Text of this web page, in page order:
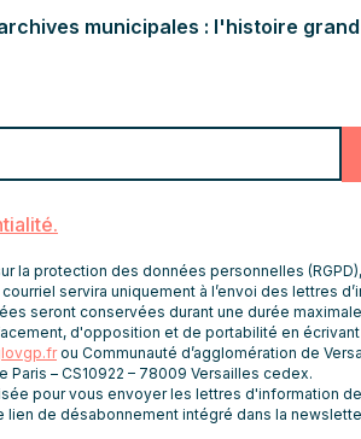
municipales : l'histoire
la protection des données personnelles
servira uniquement à l’envoi des lettres
seront conservées durant une durée maximale
d'opposition et de portabilité en
ou Communauté d’agglomération de
– CS10922 – 78009 Versailles cedex.
pour vous envoyer les lettres d'information
lien de désabonnement intégré dans la